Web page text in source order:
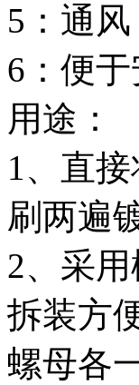
5：通
6：便于
用途：
1、直
刷两遍
2、采
拆装方
螺母各